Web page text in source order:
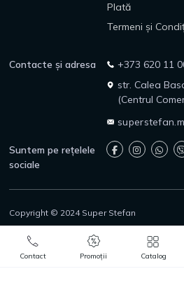
Contact Promoții Catalog
Plată
Termeni și
Contacte și adresa
+373 620 11
str. Calea
(Centrul
Suntem pe rețelele
sociale
Copyright © 2024 Super Stefan
Politica de confidențialitate
Protecția consumatorilor